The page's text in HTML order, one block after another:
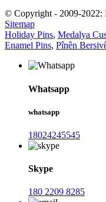
© Copyright - 2009-2022:
Sitemap
Holiday Pins, Medalya
Enamel Pins, Pînên
Whatsapp
whatsapp
18024245545
Skype
180 2209 8285